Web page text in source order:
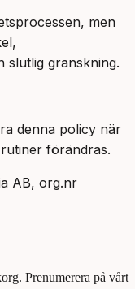
men
slutlig granskning.
denna policy när
förändras.
AB, org.nr
Prenumerera på vårt